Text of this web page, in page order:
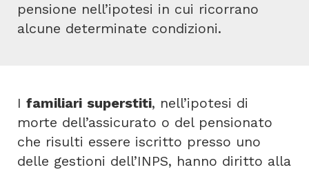
pensione nell’ipotesi in cui ricorrano
alcune determinate condizioni.
I familiari superstiti, nell’ipotesi di
morte dell’assicurato o del pensionato
che risulti essere iscritto presso uno
delle gestioni dell’INPS, hanno diritto alla